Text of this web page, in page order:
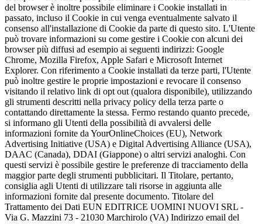
del browser è inoltre possibile eliminare i Cookie installati in
passato, incluso il Cookie in cui venga eventualmente salvato il
consenso all'installazione di Cookie da parte di questo sito. L'Utente
può trovare informazioni su come gestire i Cookie con alcuni dei
browser più diffusi ad esempio ai seguenti indirizzi: Google
Chrome, Mozilla Firefox, Apple Safari e Microsoft Internet
Explorer. Con riferimento a Cookie installati da terze parti, l'Utente
può inoltre gestire le proprie impostazioni e revocare il consenso
visitando il relativo link di opt out (qualora disponibile), utilizzando
gli strumenti descritti nella privacy policy della terza parte o
contattando direttamente la stessa. Fermo restando quanto precede,
si informano gli Utenti della possibilità di avvalersi delle
informazioni fornite da YourOnlineChoices (EU), Network
Advertising Initiative (USA) e Digital Advertising Alliance (USA),
DAAC (Canada), DDAI (Giappone) o altri servizi analoghi. Con
questi servizi è possibile gestire le preferenze di tracciamento della
maggior parte degli strumenti pubblicitari. Il Titolare, pertanto,
consiglia agli Utenti di utilizzare tali risorse in aggiunta alle
informazioni fornite dal presente documento. Titolare del
Trattamento dei Dati EUN EDITRICE UOMINI NUOVI SRL -
Via G. Mazzini 73 - 21030 Marchirolo (VA) Indirizzo email del